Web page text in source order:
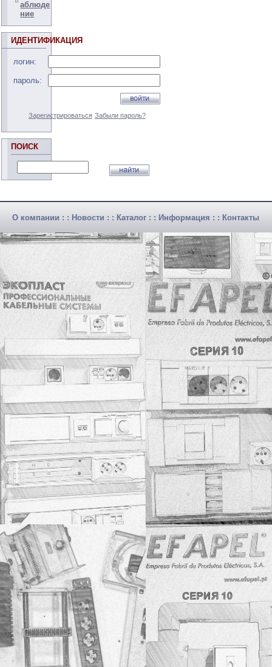
аблюде
ние
ИДЕНТИФИКАЦИЯ
логин:
пароль:
Зарегистрироваться Забыли пароль?
ПОИСК
О компании : : Новости : : Каталог : : Информация : : Контакты